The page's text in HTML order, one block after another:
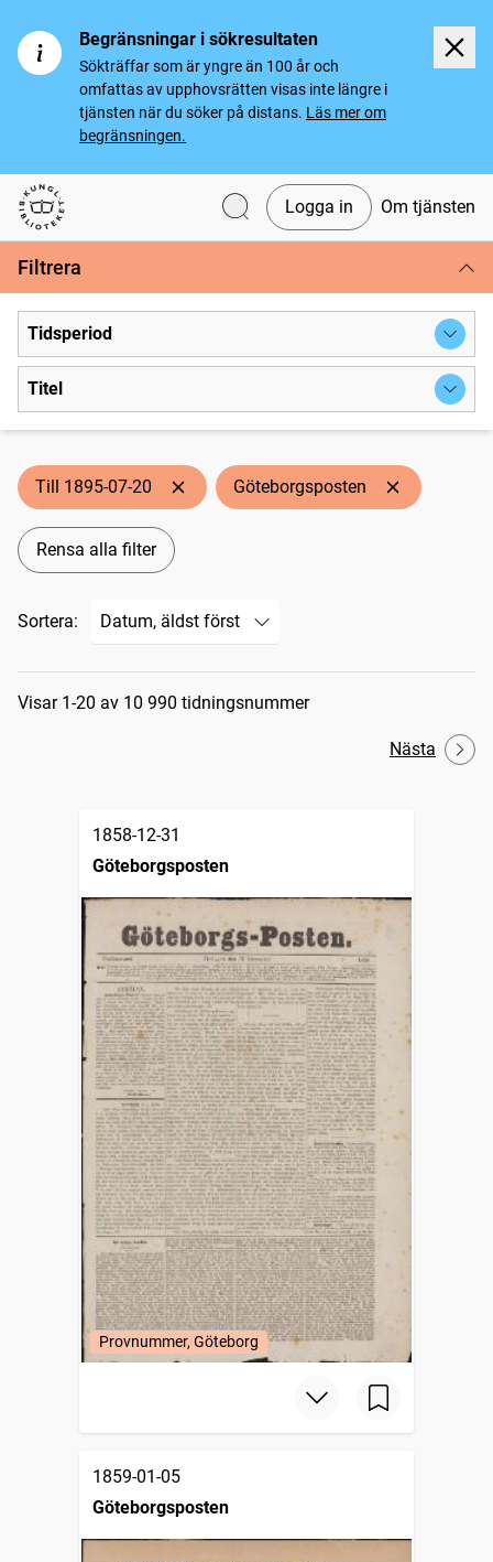
Begränsningar i sökresultaten
Sökträffar som är yngre än 100 år och
omfattas av upphovsrätten visas inte längre i
tjänsten när du söker på distans. Läs mer om
begränsningen.
Svenska tidningar
Logga in Om tjänsten
Filtrera
Tidsperiod
Titel
Till 1895-07-20 Göteborgsposten
Rensa alla filter
Sortera:
Sökresultat
Visar 1-20 av 10 990 tidningsnummer
Nästa
1858-12-31
Göteborgsposten
Provnummer, Göteborg
1859-01-05
Göteborgsposten